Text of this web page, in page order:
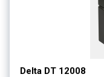
Delta DT 12008